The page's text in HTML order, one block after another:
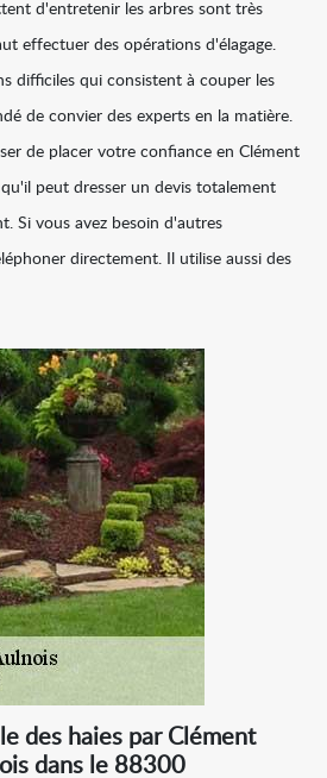
d'entretenir les arbres sont très
effectuer des opérations d'élagage.
difficiles qui consistent à couper les
de convier des experts en la matière.
de placer votre confiance en Clément
qu'il peut dresser un devis totalement
Si vous avez besoin d'autres
directement. Il utilise aussi des
des haies par Clément
dans le 88300